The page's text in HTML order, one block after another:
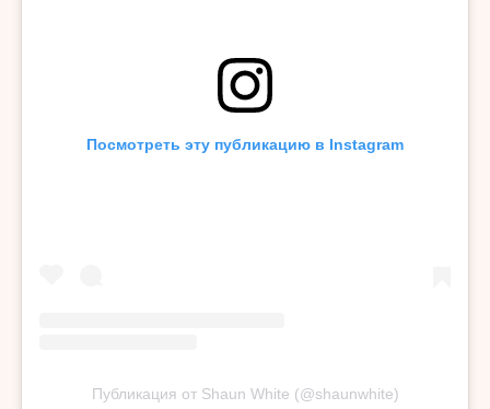
Посмотреть эту публикацию в Instagram
Публикация от Shaun White (@shaunwhite)